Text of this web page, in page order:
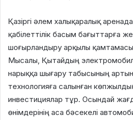
Қазіргі әлем халықаралық
қабілеттілік басым бағыттарға
шоғырландыру арқылы
Мысалы, Қытайдың
нарыққа шығару табысының
технологияға салынған
инвестициялар тұр. Осындай
өнімдерінің аса бәсекелі